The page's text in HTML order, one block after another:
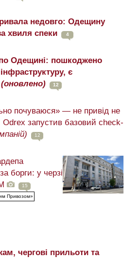
недовго: Одещину
хвиля спеки
4
Одещині: пошкоджено
є
(оновлено) 12
почуваюся» — не привід не
Odrex запустив базовий check-
12
борги: у черзі
15
Привозом»
чергові прильоти та